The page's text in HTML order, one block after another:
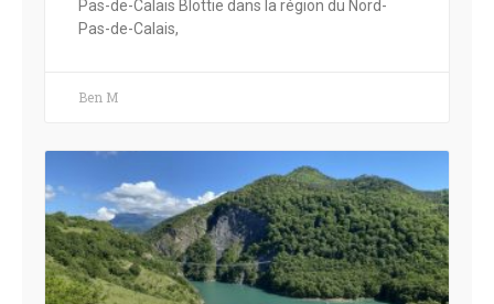
Pas-de-Calais Blottie dans la région du Nord-
Pas-de-Calais,
Ben M